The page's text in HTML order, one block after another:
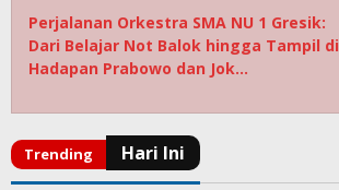
Perjalanan Orkestra SMA NU 1 Gresik:
Dari Belajar Not Balok hingga Tampil di
Hadapan Prabowo dan Jok…